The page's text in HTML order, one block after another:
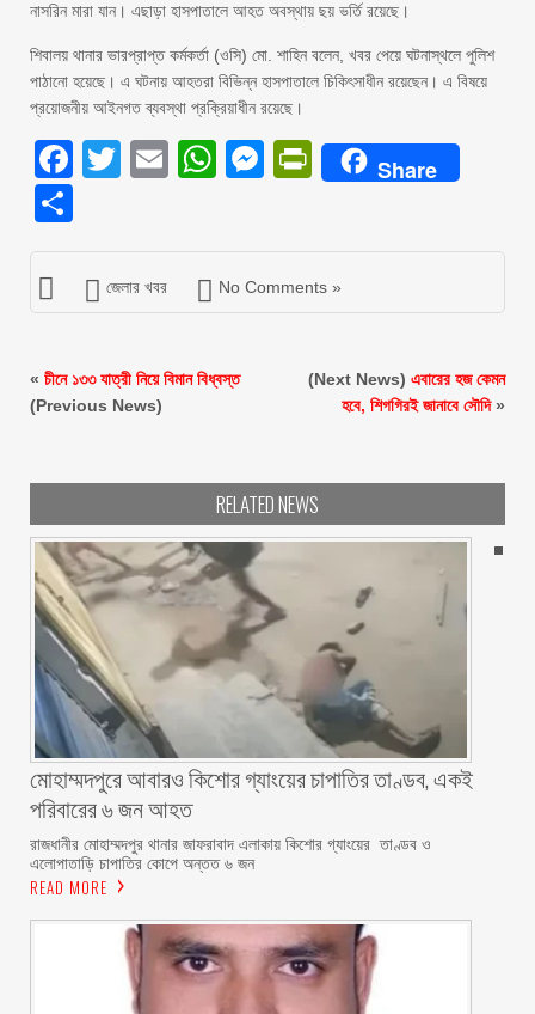
নাসরিন মারা যান। এছাড়া হাসপাতালে আহত অবস্থায় ছয় ভর্তি রয়েছে।
শিবালয় থানার ভারপ্রাপ্ত কর্মকর্তা (ওসি) মো. শাহিন বলেন, খবর পেয়ে ঘটনাস্থলে পুলিশ
পাঠানো হয়েছে। এ ঘটনায় আহতরা বিভিন্ন হাসপাতালে চিকিৎসাধীন রয়েছেন। এ বিষয়ে
প্রয়োজনীয় আইনগত ব্যবস্থা প্রক্রিয়াধীন রয়েছে।
Facebook
Twitter
EmailWhatsApp
Messenger
PrintFriendly
Share
জেলার খবর No Comments »
« চীনে ১৩৩ যাত্রী নিয়ে বিমান বিধ্বস্ত
(Previous News)
(Next News) এবারের হজ কেমন
হবে, শিগগিরই জানাবে সৌদি»
RELATED NEWS
মোহাম্মদপুরে আবারও কিশোর গ্যাংয়ের চাপাতির তাণ্ডব, একই
পরিবারের ৬ জন আহত
রাজধানীর মোহাম্মদপুর থানার জাফরাবাদ এলাকায় কিশোর গ্যাংয়ের তাণ্ডব ও
এলোপাতাড়ি চাপাতির কোপে অন্তত ৬ জন
READ MORE